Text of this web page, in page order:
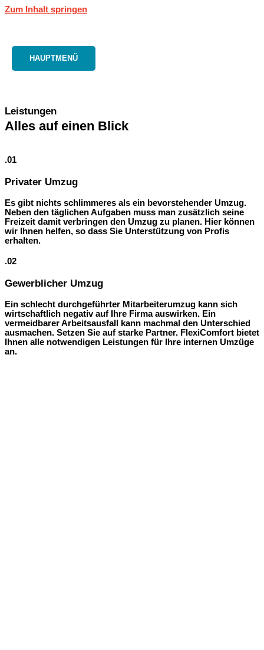
Zum Inhalt springen
HAUPTMENÜ
Leistungen
Alles auf einen Blick
.01
Privater Umzug
Es gibt nichts schlimmeres als ein bevorstehender Umzug.
Neben den täglichen Aufgaben muss man zusätzlich seine
Freizeit damit verbringen den Umzug zu planen. Hier können
wir Ihnen helfen, so dass Sie Unterstützung von Profis
erhalten.
.02
Gewerblicher Umzug
Ein schlecht durchgeführter Mitarbeiterumzug kann sich
wirtschaftlich negativ auf Ihre Firma auswirken. Ein
vermeidbarer Arbeitsausfall kann machmal den Unterschied
ausmachen. Setzen Sie auf starke Partner. FlexiComfort bietet
Ihnen alle notwendigen Leistungen für Ihre internen Umzüge
an.